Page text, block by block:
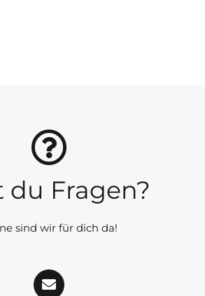
du Fragen?
sind wir für dich da!